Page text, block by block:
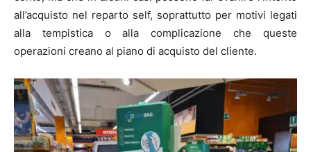
all’acquisto nel reparto self, soprattutto per motivi legati
alla tempistica o alla complicazione che queste
operazioni creano al piano di acquisto del cliente.